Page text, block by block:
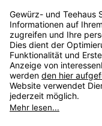
Service-Hotline
Service
Unternehmen
Alle Preise